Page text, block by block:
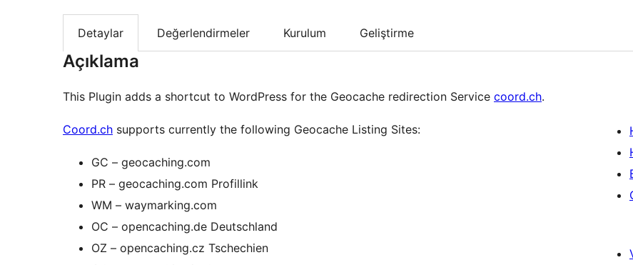
Detaylar Değerlendirmeler Kurulum Geliştirme
Açıklama
This Plugin adds a shortcut to WordPress for the Geocache redirection Service coord.ch.
Coord.ch supports currently the following Geocache Listing Sites:
GC – geocaching.com
PR – geocaching.com Profillink
WM – waymarking.com
OC – opencaching.de Deutschland
OZ – opencaching.cz Tschechien